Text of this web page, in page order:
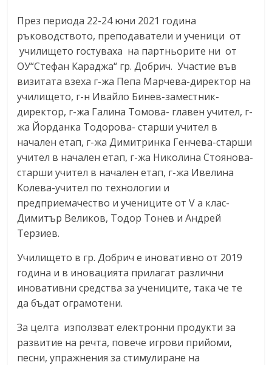
През периода 22-24 юни 2021 година
ръководството, преподаватели и ученици от
училището гостуваха на партньорите ни от
ОУ“Стефан Караджа“ гр. Добрич. Участие във
визитата взеха г-жа Пепа Марчева-директор на
училището, г-н Ивайло Бинев-заместник-
директор, г-жа Галина Томова- главен учител, г-
жа Йорданка Тодорова- старши учител в
начален етап, г-жа Димитринка Генчева-старши
учител в начален етап, г-жа Николина Стоянова-
старши учител в начален етап, г-жа Ивелина
Колева-учител по технологии и
предприемачество и учениците от V а клас-
Димитър Великов, Тодор Тонев и Андрей
Терзиев.
Училището в гр. Добрич е иновативно от 2019
година и в иновацията прилагат различни
иновативни средства за учениците, така че те
да бъдат ограмотени.
За целта използват електронни продукти за
развитие на речта, повече игрови прийоми,
песни, упражнения за стимулиране на